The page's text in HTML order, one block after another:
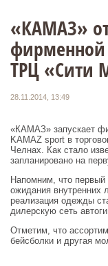
«КАМАЗ»
фирменной
ТРЦ «Сити
28.11.2014, 13:49
«КАМАЗ» запускает
KAMAZ sport в
Челнах. Как стало
запланировано на
Напомним, что первый
ожидания внутренних
реализация одежды
дилерскую сеть
Отметим, что
бейсболки и другая